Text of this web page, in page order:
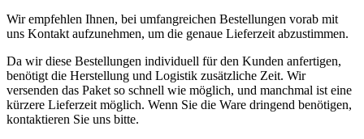
Wir empfehlen Ihnen, bei umfangreichen Bestellungen vorab mit
uns Kontakt aufzunehmen, um die genaue Lieferzeit abzustimmen.
Da wir diese Bestellungen individuell für den Kunden anfertigen,
benötigt die Herstellung und Logistik zusätzliche Zeit. Wir
versenden das Paket so schnell wie möglich, und manchmal ist eine
kürzere Lieferzeit möglich. Wenn Sie die Ware dringend benötigen,
kontaktieren Sie uns bitte.